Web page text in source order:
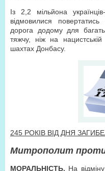
Із 2,2 мільйона
відмовилися
дорога додому для
тяжчу, ніж на
шахтах Донбасу.
245 РОКІВ ВІД ДНЯ
Митрополит проти
МОРАЛЬНІСТЬ. На